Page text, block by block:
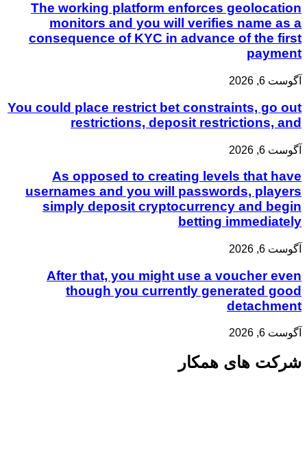
The working platform enforces geolocation
monitors and you will verifies name as a
consequence of KYC in advance of the first
payment
آگوست 6, 2026
You could place restrict bet constraints, go out
restrictions, deposit restrictions, and
آگوست 6, 2026
As opposed to creating levels that have
usernames and you will passwords, players
simply deposit cryptocurrency and begin
betting immediately
آگوست 6, 2026
After that, you might use a voucher even
though you currently generated good
detachment
آگوست 6, 2026
شرکت های همکار